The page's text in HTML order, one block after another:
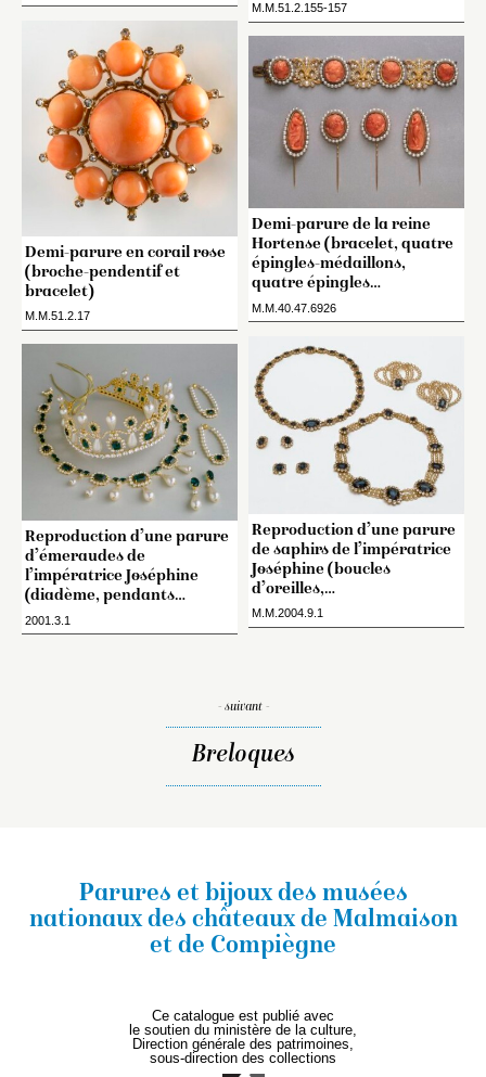
Demi-parure en corail rose
(broche-pendentif et
bracelet)
M.M.51.2.17
Reproduction d’une parure
d’émeraudes de
l’impératrice Joséphine
(diadème, pendants…
2001.3.1
M.M.51.2.155-157
Demi-parure de la reine
Hortense (bracelet, quatre
épingles-médaillons,
quatre épingles…
M.M.40.47.6926
Reproduction d’une parure
de saphirs de l’impératrice
Joséphine (boucles
d’oreilles,…
M.M.2004.9.1
- suivant -
Breloques
Parures et bijoux des musées
nationauxdes châteaux de Malmaison
et de Compiègne
Ce catalogue est publié avec
le soutien du ministère de la culture,
Direction générale des patrimoines,
sous-direction des collections